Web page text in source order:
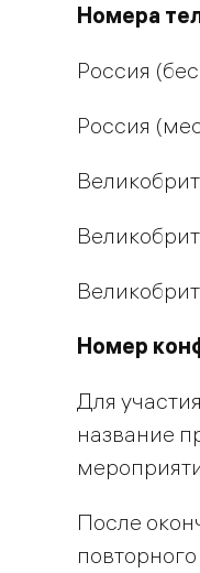
Номера
Россия
Россия
Номер
Для
название
После